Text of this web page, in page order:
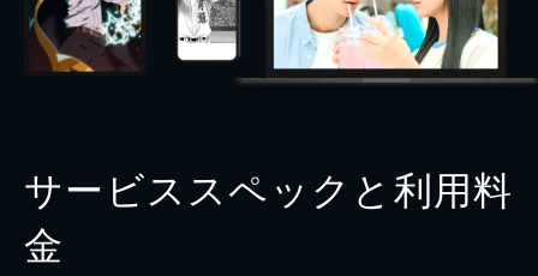
サービススペックと利用料
金